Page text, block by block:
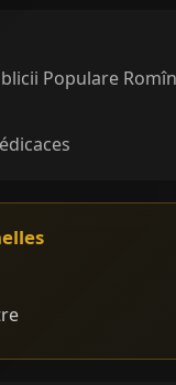
Populare